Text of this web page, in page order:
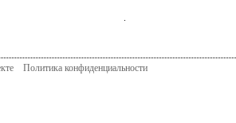
.
Политика конфиденциальности